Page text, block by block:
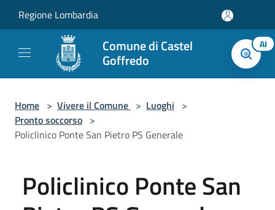
Regione Lombardia
Comune di Castel
Goffredo
AI
Home > Vivere il Comune > Luoghi >
Pronto soccorso >
Policlinico Ponte San Pietro PS Generale
Policlinico Ponte San